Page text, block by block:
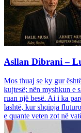
Asllan Dibrani –
Mos thuaj se ky gur
kujtesë; nën myshkun e
ruan një besë. Ai i ka
lashtë, kur shqipja
e quante veten zot në